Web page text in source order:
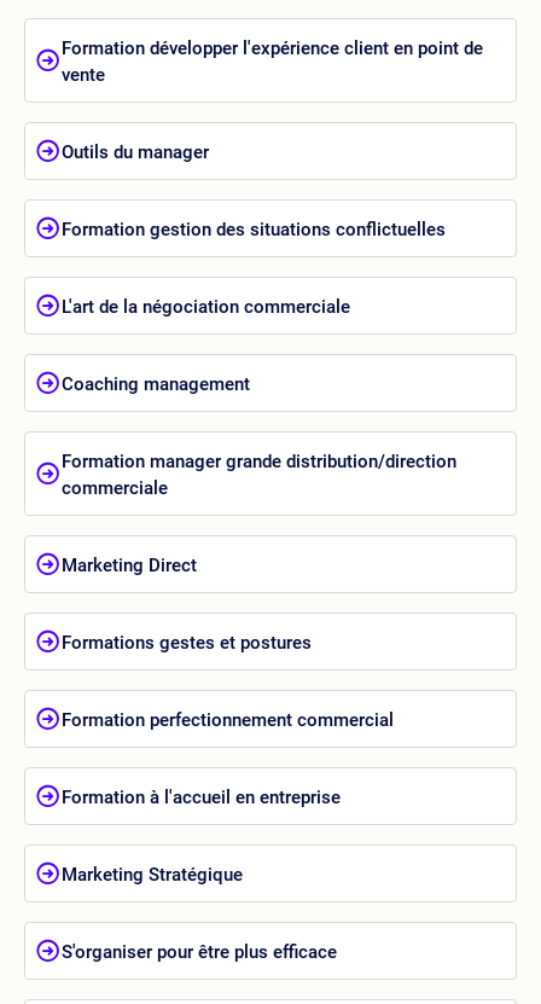
Formation développer l'expérience client en point de
vente
Outils du manager
Formation gestion des situations conflictuelles
L'art de la négociation commerciale
Coaching management
Formation manager grande distribution/direction
commerciale
Marketing Direct
Formations gestes et postures
Formation perfectionnement commercial
Formation à l'accueil en entreprise
Marketing Stratégique
S'organiser pour être plus efficace